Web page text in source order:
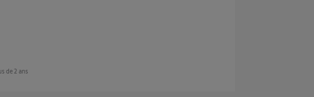
de 2 ans